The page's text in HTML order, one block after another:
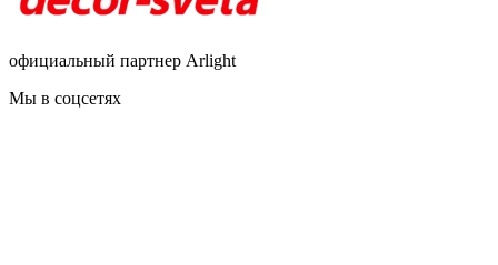
официальный партнер Arlight
Мы в соцсетях